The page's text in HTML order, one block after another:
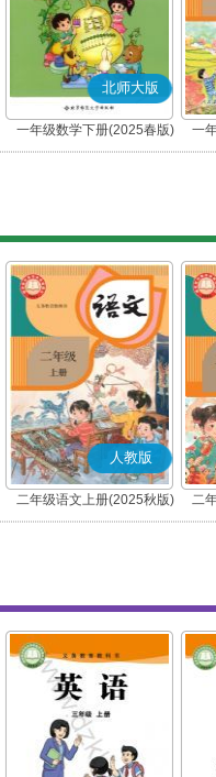
北师大版
一年级数学下册(2025春版)
一
人教版
二年级语文上册(2025秋版)
(部编版)
二